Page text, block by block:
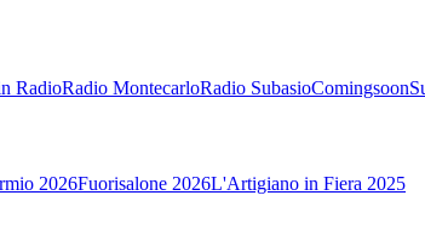
RadioRadio MontecarloRadio SubasioComingsoon
2026Fuorisalone 2026L'Artigiano in Fiera 2025